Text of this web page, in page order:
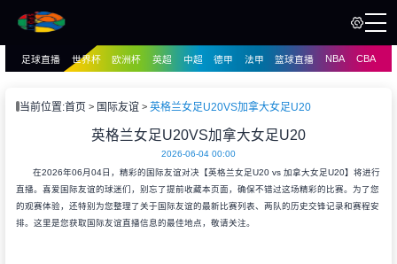
播
足球直播 世界杯 欧洲杯 英超 中超 德甲 法甲 篮球直播 NBA CBA
当前位置:首页 国际友谊 英格兰女足U20VS加拿大女足U20
英格兰女足U20VS加拿大女足U20
2026-06-04 00:00
在2026年06月04日，精彩的国际友谊对决【英格兰女足U20 vs 加拿大女足U20】将进行
直播。喜爱国际友谊的球迷们，别忘了提前收藏本页面，确保不错过这场精彩的比赛。为了您
的观赛体验，还特别为您整理了关于国际友谊的最新比赛列表、两队的历史交锋记录和赛程安
排。这里是您获取国际友谊直播信息的最佳地点，敬请关注。